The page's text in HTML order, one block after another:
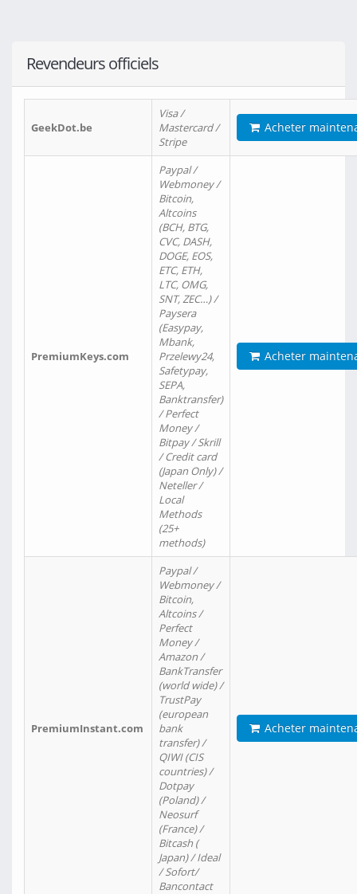
Revendeurs officiels
GeekDot.be
Visa /
Mastercard /
Stripe
Acheter
PremiumKeys.com
Paypal /
Webmoney /
Bitcoin,
Altcoins
(BCH, BTG,
CVC, DASH,
DOGE, EOS,
ETC, ETH,
LTC, OMG,
SNT, ZEC…) /
Paysera
(Easypay,
Mbank,
Przelewy24,
Safetypay,
SEPA,
Banktransfer)
/ Perfect
Money /
Bitpay / Skrill
/ Credit card
(Japan Only) /
Neteller /
Local
Methods
(25+
methods)
Acheter
PremiumInstant.com
Paypal /
Webmoney /
Bitcoin,
Altcoins /
Perfect
Money /
Amazon /
BankTransfer
(world wide) /
TrustPay
(european
bank
transfer) /
QIWI (CIS
countries) /
Dotpay
(Poland) /
Neosurf
(France) /
Bitcash (
Japan) / Ideal
/ Sofort/
Bancontact
Acheter